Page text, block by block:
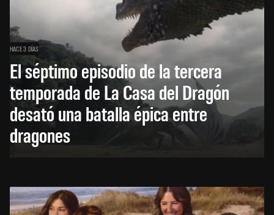
HACE 3 DÍAS
El séptimo episodio de la tercera
temporada de La Casa del Dragón
desató una batalla épica entre
dragones